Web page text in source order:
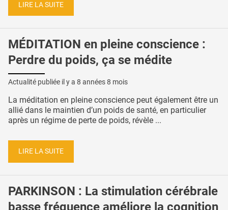
LIRE LA SUITE
MÉDITATION en pleine conscience :
Perdre du poids, ça se médite
Actualité publiée il y a 8 années 8 mois
La méditation en pleine conscience peut également être un
allié dans le maintien d’un poids de santé, en particulier
après un régime de perte de poids, révèle ...
LIRE LA SUITE
PARKINSON : La stimulation cérébrale
basse fréquence améliore la cognition